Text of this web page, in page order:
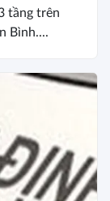
tầng trên
Bình....